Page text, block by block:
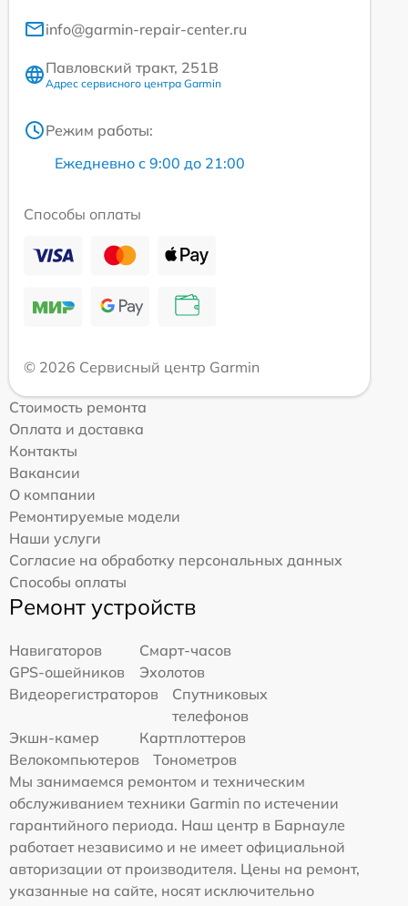
info@garmin-repair-center.ru
Павловский тракт, 251В
Адрес сервисного центра Garmin
Режим работы:
Ежедневно с 9:00 до 21:00
Способы оплаты
© 2026 Сервисный центр Garmin
Стоимость ремонта
Оплата и доставка
Контакты
Вакансии
О компании
Ремонтируемые модели
Наши услуги
Согласие на обработку персональных данных
Способы оплаты
Ремонт устройств
Навигаторов
Смарт-часов
GPS-ошейников
Эхолотов
Видеорегистраторов
Спутниковых
телефонов
Экшн-камер
Картплоттеров
Велокомпьютеров
Тонометров
Мы занимаемся ремонтом и техническим
обслуживанием техники Garmin по истечении
гарантийного периода. Наш центр в Барнауле
работает независимо и не имеет официальной
авторизации от производителя. Цены на ремонт,
указанные на сайте, носят исключительно